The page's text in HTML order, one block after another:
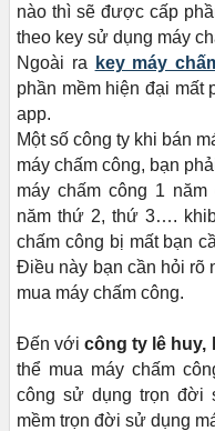
nào thì sẽ được cấp
theo key sử dụng máy
Ngoài ra
key máy
phần mềm hiện đại mất
app.
Một số công ty khi bán
máy chấm công, bạn
máy chấm công 1
năm thứ 2, thứ 3….
chấm công bị mất bạn
Điều này bạn cần hỏi rõ
mua máy chấm công.
Đến vớicông ty lê huy,
thể mua máy chấm
công sử dụng trọn đời
mềm trọn đời sử dụng